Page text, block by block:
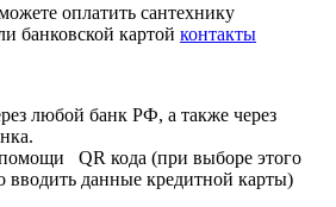
оплатить сантехнику
банковской картой контакты
любой банк РФ, а также через
QR кода (при выборе этого
вводить данные кредитной карты)